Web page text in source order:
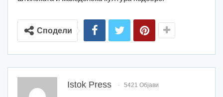
Сподели
Istok Press 5421 Објави